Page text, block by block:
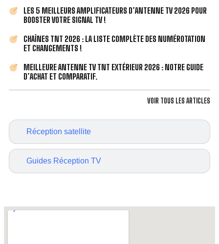
Réception satellite
Guides Réception TV
LES 5 MEILLEURS AMPLIFICATEURS D’ANTENNE TV 2026 POUR
BOOSTER VOTRE SIGNAL TV !
CHAÎNES TNT 2026 : LA LISTE COMPLÈTE DES NUMÉROTATION
ET CHANGEMENTS !
MEILLEURE ANTENNE TV TNT EXTÉRIEUR 2026 : NOTRE GUIDE
D’ACHAT ET COMPARATIF.
VOIR TOUS LES ARTICLES